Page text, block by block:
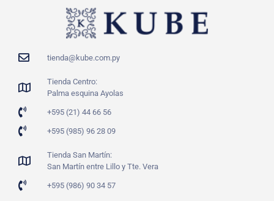
tienda@kube.com.py
Tienda Centro:
Palma esquina Ayolas
+595 (21) 44 66 56
+595 (985) 96 28 09
Tienda San Martín:
San Martín entre Lillo y Tte. Vera
+595 (986) 90 34 57